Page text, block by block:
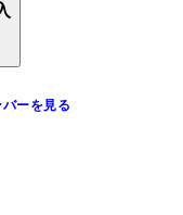
ーを見る